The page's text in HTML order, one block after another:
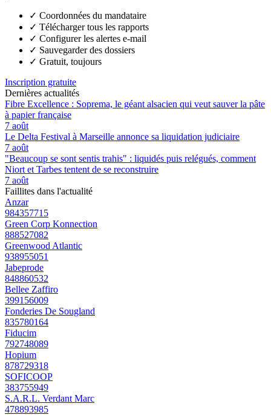
✓ Coordonnées du mandataire
✓ Télécharger tous les rapports
✓ Configurer les alertes e-mail
✓ Sauvegarder des dossiers
✓ Gratuit, toujours
Inscription gratuite
Dernières actualités
Fibre Excellence : Soprema, le géant alsacien qui veut sauver la pâte
à papier française
7 août
Le Delta Festival à Marseille annonce sa liquidation judiciaire
7 août
"Beaucoup se sont sentis trahis" : liquidés puis relégués, comment
Niort et Tarbes tentent de se reconstruire
7 août
Faillites dans l'actualité
Anzar
984357715
Green Corp Konnection
888527082
Greenwood Atlantic
938955051
Jabeprode
848860532
Bellee Zaffiro
399156009
Fonderies De Sougland
835780164
Fiducim
792748089
Hopium
878729318
SOFICOOP
383755949
S.A.R.L. Verdant Marc
478893985